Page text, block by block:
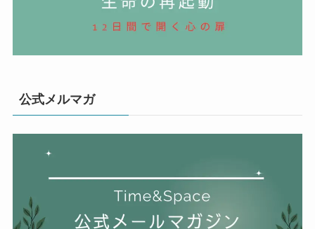
公式メルマガ